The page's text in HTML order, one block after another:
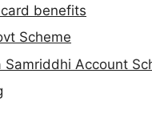
benefits
Scheme
Samriddhi Account